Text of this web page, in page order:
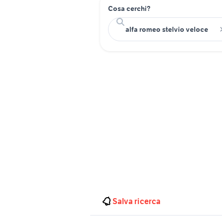
Cosa cerchi?
Salva ricerca